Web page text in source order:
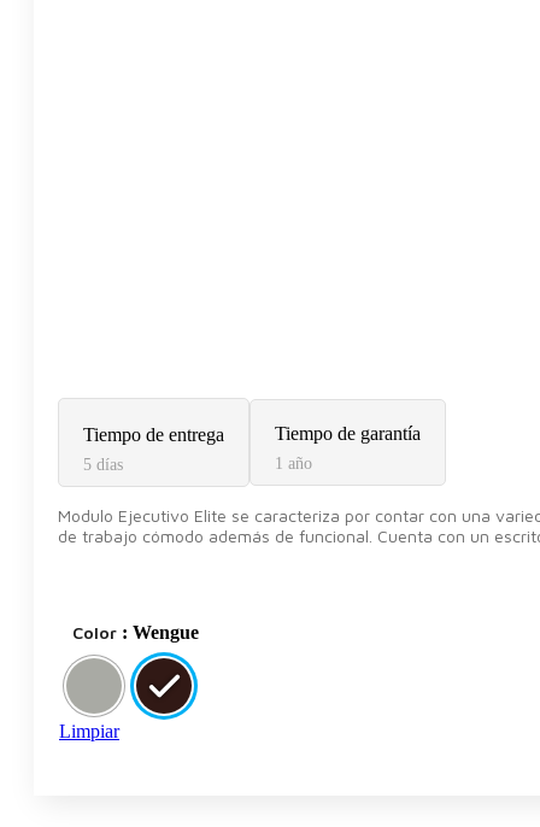
Tiempo de entrega
5 días
Tiempo de garantía
1 año
Modulo Ejecutivo Elite se caracteriza por contar con una
de trabajo cómodo además de funcional. Cuenta con un
Color : Wengue
Limpiar